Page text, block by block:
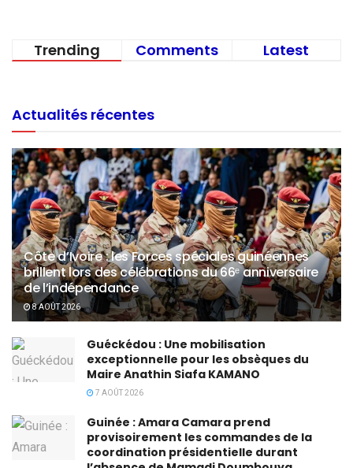
Trending Comments Latest
Actualités récentes
Côte d’Ivoire : les Forces spéciales guinéennes
brillent lors des célébrations du 66ᵉ anniversaire
de l’indépendance
8 AOÛT 2026
Guéckédou : Une mobilisation
exceptionnelle pour les obsèques du
Maire Anathin Siafa KAMANO
7 AOÛT 2026
Guinée : Amara Camara prend
provisoirement les commandes de la
coordination présidentielle durant